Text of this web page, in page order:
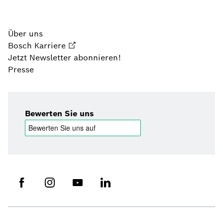
Über uns
Bosch Karriere
Jetzt Newsletter abonnieren!
Presse
Bewerten Sie uns